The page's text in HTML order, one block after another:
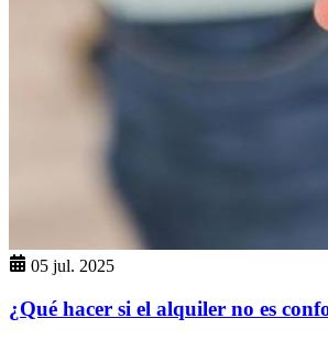
05 jul. 2025
¿Qué hacer si el alquiler no es